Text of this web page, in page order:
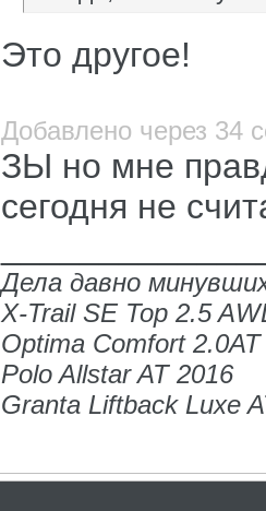
Это другое!
Добавлено через 34
ЗЫ но мне
сегодня не
Дела давно
X-Trail SE Top 2.5
Optima Comfort
Polo Allstar AT 2016
Granta Liftback Luxe